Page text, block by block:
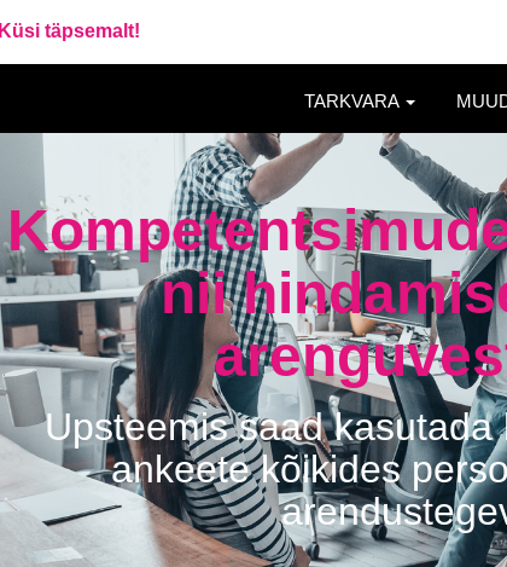
Küsi täpsemalt!
TARKVARA
nii
Upsteemis saad
ankeete kõikides